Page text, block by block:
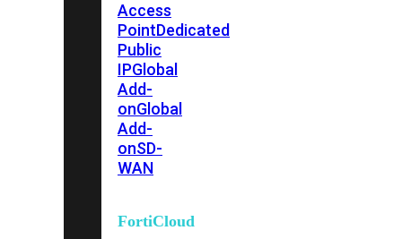
Access
PointDedicated
Public
IPGlobal
Add-
onGlobal
Add-
onSD-
WAN
FortiCloud